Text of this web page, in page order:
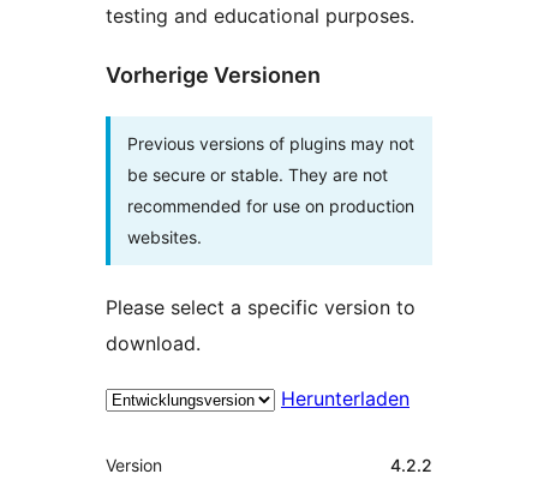
testing and educational purposes.
Vorherige Versionen
Previous versions of plugins may not
be secure or stable. They are not
recommended for use on production
websites.
Please select a specific version to
download.
Herunterladen
Meta
Version 4.2.2